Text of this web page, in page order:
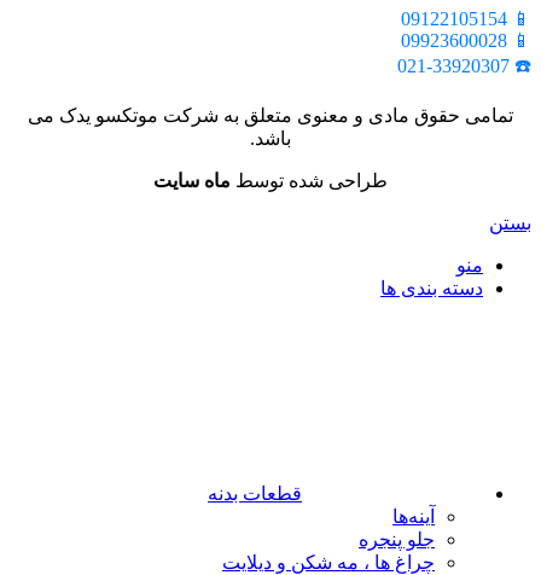
📱 09122105154
📱 09923600028
☎️ 021-33920307
تمامی حقوق مادی و معنوی متعلق به شرکت موتکسو یدک می
باشد.
طراحی شده توسط ماه سایت
بستن
منو
دسته بندی ها
قطعات بدنه
آینه‌ها
جلو پنجره
چراغ‌ ها ، مه‌ شکن و دیلایت